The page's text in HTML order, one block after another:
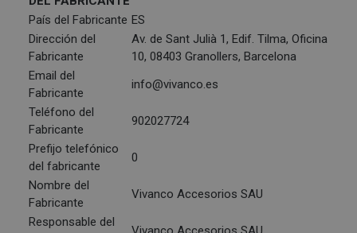
País del Fabricante ES
Dirección del
Fabricante
Av. de Sant Julià 1, Edif. Tilma, Oficina
10, 08403 Granollers, Barcelona
Email del
Fabricante
info@vivanco.es
Teléfono del
Fabricante
902027724
Prefijo telefónico
del fabricante
0
Nombre del
Fabricante
Vivanco Accesorios SAU
Responsable del